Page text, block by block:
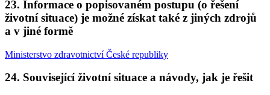
23. Informace o popisovaném postupu (o řešení
životní situace) je možné získat také z jiných zdrojů
a v jiné formě
Ministerstvo zdravotnictví České republiky
24. Související životní situace a návody, jak je řešit